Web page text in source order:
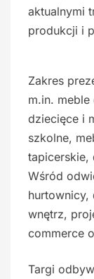
aktualnymi
produkcji i
Zakres
m.in.
dziecięce i
szkolne,
tapicerskie,
Wśród
hurtownicy,
wnętrz,
commerce
Targi